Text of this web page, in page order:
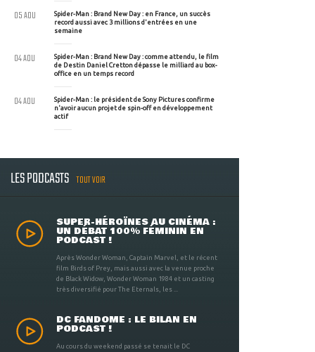
Spider-Man : Brand New Day : en France, un succès
record aussi avec 3 millions d'entrées en une
semaine
05 AOU
Spider-Man : Brand New Day : comme attendu, le film
de Destin Daniel Cretton dépasse le milliard au box-
office en un temps record
04 AOU
Spider-Man : le président de Sony Pictures confirme
n'avoir aucun projet de spin-off en développement
actif
04 AOU
LES PODCASTS TOUT VOIR
SUPER-HÉROÏNES AU CINÉMA :
UN DÉBAT 100% FÉMININ EN
PODCAST !
Après Wonder Woman, Captain Marvel, et le récent
film Birds of Prey, mais aussi avec la venue proche
de Black Widow, Wonder Woman 1984 et un casting
très diversifié pour The Eternals, les ...
DC FANDOME : LE BILAN EN
PODCAST !
Au cours du weekend passé se tenait le DC